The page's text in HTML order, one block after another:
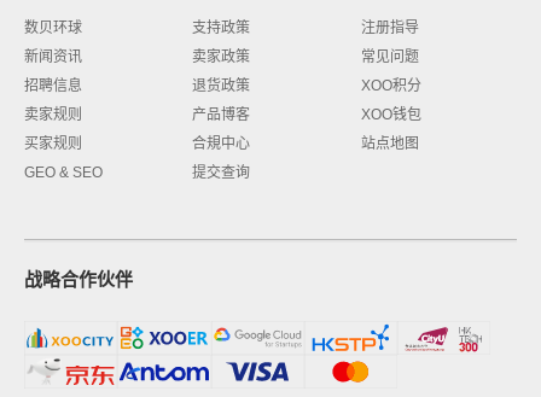
数贝环球
新闻资讯
招聘信息
卖家规则
买家规则
GEO & SEO
支持政策
卖家政策
退货政策
产品博客
合規中心
提交查询
注册指导
常见问题
XOO积分
XOO钱包
站点地图
战略合作伙伴